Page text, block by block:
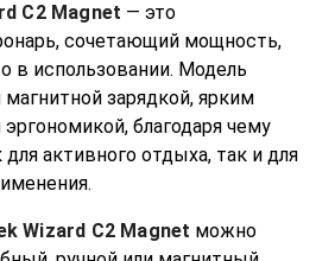
C2 Magnet — это
сочетающий мощность,
в использовании. Модель
зарядкой, ярким
благодаря чему
активного отдыха, так и для
Wizard C2 Magnet можно